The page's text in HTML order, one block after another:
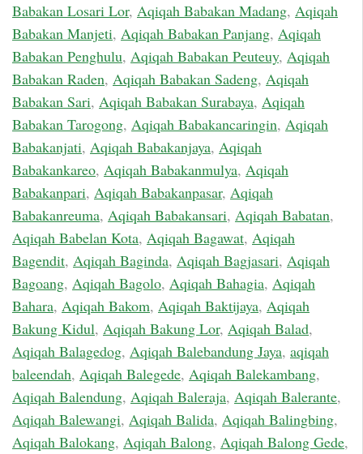
Babakan Losari Lor, Aqiqah Babakan Madang, Aqiqah
Babakan Manjeti, Aqiqah Babakan Panjang, Aqiqah
Babakan Penghulu, Aqiqah Babakan Peuteuy, Aqiqah
Babakan Raden, Aqiqah Babakan Sadeng, Aqiqah
Babakan Sari, Aqiqah Babakan Surabaya, Aqiqah
Babakan Tarogong, Aqiqah Babakancaringin, Aqiqah
Babakanjati, Aqiqah Babakanjaya, Aqiqah
Babakankareo, Aqiqah Babakanmulya, Aqiqah
Babakanpari, Aqiqah Babakanpasar, Aqiqah
Babakanreuma, Aqiqah Babakansari, Aqiqah Babatan,
Aqiqah Babelan Kota, Aqiqah Bagawat, Aqiqah
Bagendit, Aqiqah Baginda, Aqiqah Bagjasari, Aqiqah
Bagoang, Aqiqah Bagolo, Aqiqah Bahagia, Aqiqah
Bahara, Aqiqah Bakom, Aqiqah Baktijaya, Aqiqah
Bakung Kidul, Aqiqah Bakung Lor, Aqiqah Balad,
Aqiqah Balagedog, Aqiqah Balebandung Jaya, aqiqah
baleendah, Aqiqah Balegede, Aqiqah Balekambang,
Aqiqah Balendung, Aqiqah Baleraja, Aqiqah Balerante,
Aqiqah Balewangi, Aqiqah Balida, Aqiqah Balingbing,
Aqiqah Balokang, Aqiqah Balong, Aqiqah Balong Gede,